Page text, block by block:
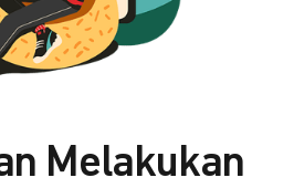
Melakukan